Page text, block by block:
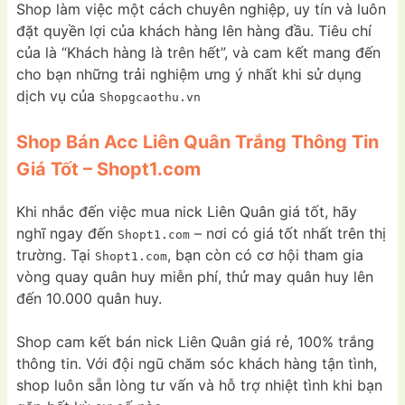
Shop làm việc một cách chuyên nghiệp, uy tín và luôn
đặt quyền lợi của khách hàng lên hàng đầu. Tiêu chí
của là “Khách hàng là trên hết”, và cam kết mang đến
cho bạn những trải nghiệm ưng ý nhất khi sử dụng
dịch vụ của Shopgcaothu.vn
Shop Bán Acc Liên Quân Trắng Thông Tin
Giá Tốt – Shopt1.com
Khi nhắc đến việc mua nick Liên Quân giá tốt, hãy
nghĩ ngay đến Shopt1.com – nơi có giá tốt nhất trên thị
trường. Tại Shopt1.com, bạn còn có cơ hội tham gia
vòng quay quân huy miễn phí, thử may quân huy lên
đến 10.000 quân huy.
Shop cam kết bán nick Liên Quân giá rẻ, 100% trắng
thông tin. Với đội ngũ chăm sóc khách hàng tận tình,
shop luôn sẵn lòng tư vấn và hỗ trợ nhiệt tình khi bạn